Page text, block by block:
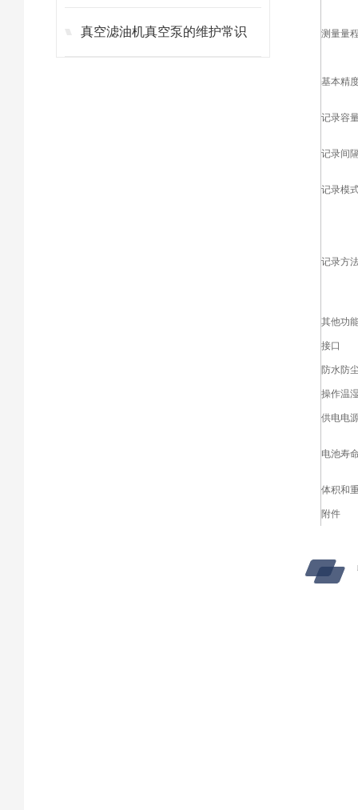
真空滤油机真空泵的维护常识 测量量
基本精
记录容
记录间
记录模
记录方
其他功
接口
防水防
操作温
供电电
电池寿
体积和
附件